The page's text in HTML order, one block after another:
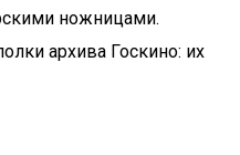
ножницами.
архива Госкино: их